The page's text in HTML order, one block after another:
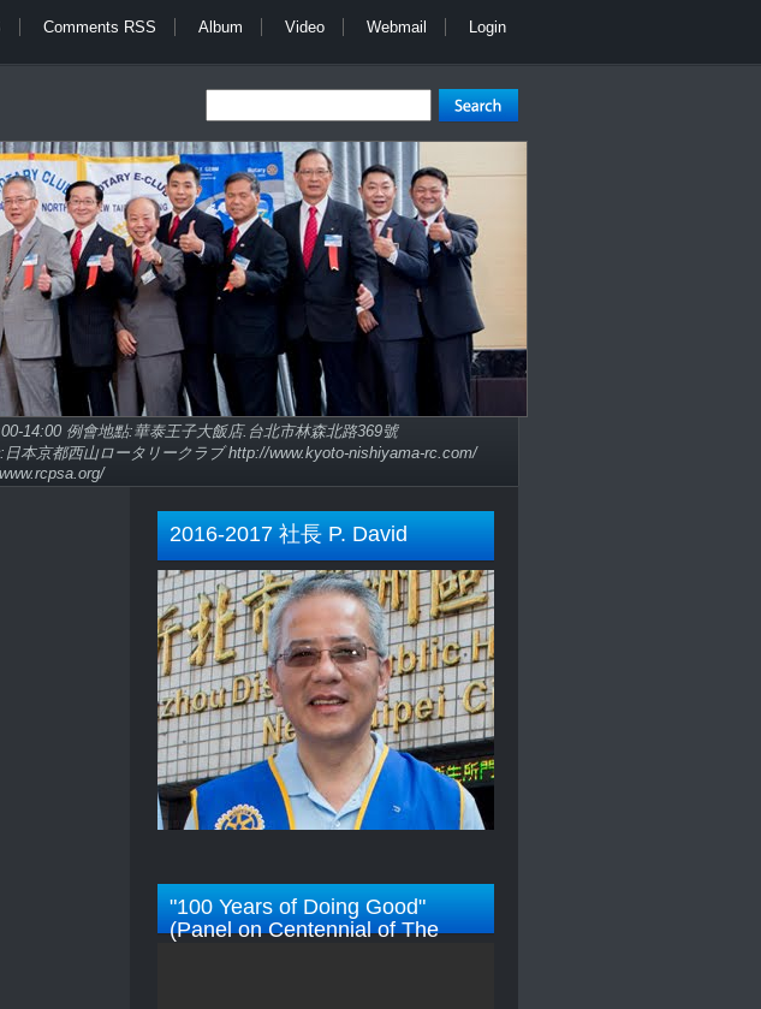
Comments RSS Album Video Webmail Login
14:00 例會地點:華泰王子大飯店.台北市林森北路369號
本京都西山ロータリークラブ http://www.kyoto-nishiyama-rc.com/
2016-2017 社長 P. David
"100 Years of Doing Good"
(Panel on Centennial of The